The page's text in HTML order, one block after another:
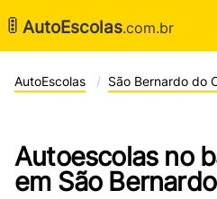
🚦 AutoEscolas.com.br
AutoEscolas São Bernardo do
Autoescolas no
em São